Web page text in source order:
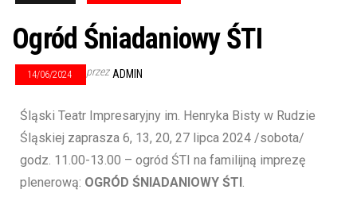
Ogród Śniadaniowy ŚTI
14/06/2024 przez ADMIN
Śląski Teatr Impresaryjny im. Henryka Bisty w Rudzie
Śląskiej zaprasza 6, 13, 20, 27 lipca 2024 /sobota/
godz. 11.00-13.00 – ogród ŚTI na familijną imprezę
plenerową: OGRÓD ŚNIADANIOWY ŚTI.